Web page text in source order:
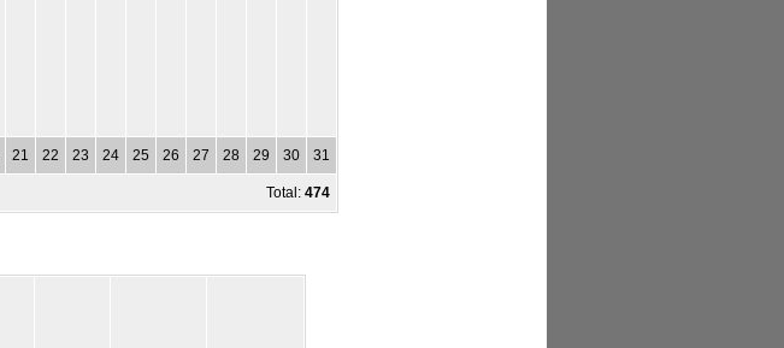
21 22 23 24 25 26 27 28 29 30 31
Total: 474